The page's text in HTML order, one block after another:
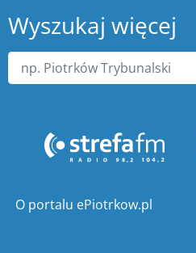
Wyszukaj więcej
O portalu ePiotrkow.pl